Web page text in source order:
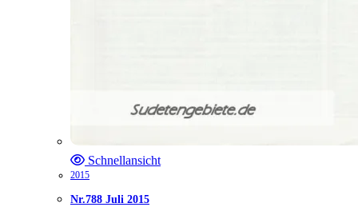
Schnellansicht
2015
Nr.788 Juli 2015